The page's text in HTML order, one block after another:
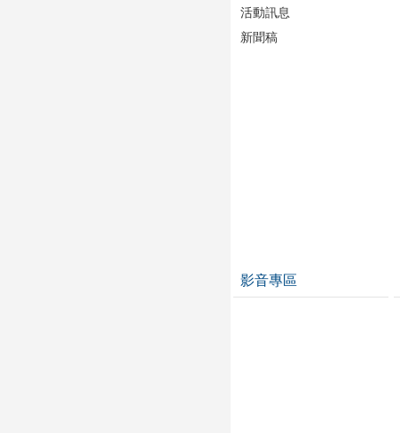
活動訊息
新聞稿
影音專區